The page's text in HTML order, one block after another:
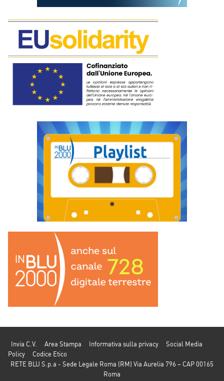
Invia C.V. Area Stampa Informativa sulla privacy
Social Media
Policy
Codice Etico
RETE BLU S.p.a - Sede Legale Roma (RM) Via Aurelia 796 – CAP 00165
Roma